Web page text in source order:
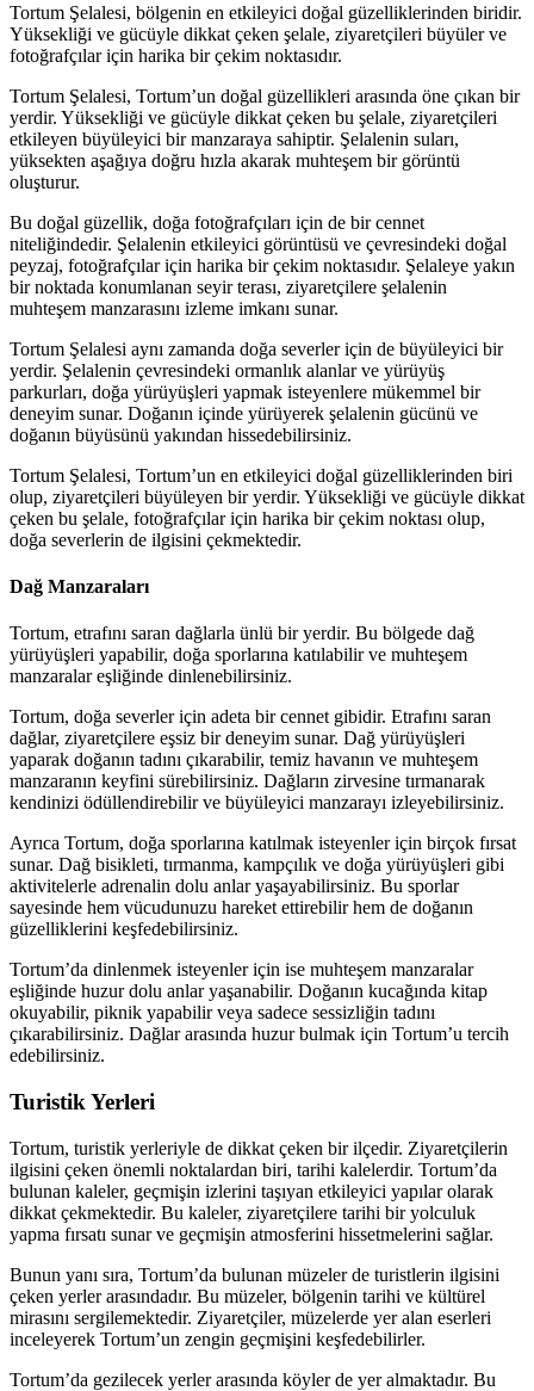
Tortum Şelalesi, bölgenin en etkileyici doğal güzelliklerinden biridir.
Yüksekliği ve gücüyle dikkat çeken şelale, ziyaretçileri büyüler ve
fotoğrafçılar için harika bir çekim noktasıdır.
Tortum Şelalesi, Tortum’un doğal güzellikleri arasında öne çıkan bir
yerdir. Yüksekliği ve gücüyle dikkat çeken bu şelale, ziyaretçileri
etkileyen büyüleyici bir manzaraya sahiptir. Şelalenin suları,
yüksekten aşağıya doğru hızla akarak muhteşem bir görüntü
oluşturur.
Bu doğal güzellik, doğa fotoğrafçıları için de bir cennet
niteliğindedir. Şelalenin etkileyici görüntüsü ve çevresindeki doğal
peyzaj, fotoğrafçılar için harika bir çekim noktasıdır. Şelaleye yakın
bir noktada konumlanan seyir terası, ziyaretçilere şelalenin
muhteşem manzarasını izleme imkanı sunar.
Tortum Şelalesi aynı zamanda doğa severler için de büyüleyici bir
yerdir. Şelalenin çevresindeki ormanlık alanlar ve yürüyüş
parkurları, doğa yürüyüşleri yapmak isteyenlere mükemmel bir
deneyim sunar. Doğanın içinde yürüyerek şelalenin gücünü ve
doğanın büyüsünü yakından hissedebilirsiniz.
Tortum Şelalesi, Tortum’un en etkileyici doğal güzelliklerinden biri
olup, ziyaretçileri büyüleyen bir yerdir. Yüksekliği ve gücüyle dikkat
çeken bu şelale, fotoğrafçılar için harika bir çekim noktası olup,
doğa severlerin de ilgisini çekmektedir.
Dağ Manzaraları
Tortum, etrafını saran dağlarla ünlü bir yerdir. Bu bölgede dağ
yürüyüşleri yapabilir, doğa sporlarına katılabilir ve muhteşem
manzaralar eşliğinde dinlenebilirsiniz.
Tortum, doğa severler için adeta bir cennet gibidir. Etrafını saran
dağlar, ziyaretçilere eşsiz bir deneyim sunar. Dağ yürüyüşleri
yaparak doğanın tadını çıkarabilir, temiz havanın ve muhteşem
manzaranın keyfini sürebilirsiniz. Dağların zirvesine tırmanarak
kendinizi ödüllendirebilir ve büyüleyici manzarayı izleyebilirsiniz.
Ayrıca Tortum, doğa sporlarına katılmak isteyenler için birçok fırsat
sunar. Dağ bisikleti, tırmanma, kampçılık ve doğa yürüyüşleri gibi
aktivitelerle adrenalin dolu anlar yaşayabilirsiniz. Bu sporlar
sayesinde hem vücudunuzu hareket ettirebilir hem de doğanın
güzelliklerini keşfedebilirsiniz.
Tortum’da dinlenmek isteyenler için ise muhteşem manzaralar
eşliğinde huzur dolu anlar yaşanabilir. Doğanın kucağında kitap
okuyabilir, piknik yapabilir veya sadece sessizliğin tadını
çıkarabilirsiniz. Dağlar arasında huzur bulmak için Tortum’u tercih
edebilirsiniz.
Turistik Yerleri
Tortum, turistik yerleriyle de dikkat çeken bir ilçedir. Ziyaretçilerin
ilgisini çeken önemli noktalardan biri, tarihi kalelerdir. Tortum’da
bulunan kaleler, geçmişin izlerini taşıyan etkileyici yapılar olarak
dikkat çekmektedir. Bu kaleler, ziyaretçilere tarihi bir yolculuk
yapma fırsatı sunar ve geçmişin atmosferini hissetmelerini sağlar.
Bunun yanı sıra, Tortum’da bulunan müzeler de turistlerin ilgisini
çeken yerler arasındadır. Bu müzeler, bölgenin tarihi ve kültürel
mirasını sergilemektedir. Ziyaretçiler, müzelerde yer alan eserleri
inceleyerek Tortum’un zengin geçmişini keşfedebilirler.
Tortum’da gezilecek yerler arasında köyler de yer almaktadır. Bu